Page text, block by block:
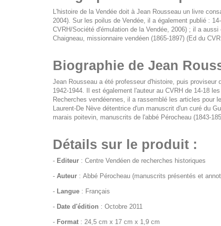
L'histoire de la Vendée doit à Jean Rousseau un livre
2004). Sur les poilus de Vendée, il a également publié :
CVRH/Société d'émulation de la Vendée, 2006) ; il a
Chaigneau, missionnaire vendéen (1865-1897) (Ed du
Biographie de Jean
Jean Rousseau a été professeur d'histoire, puis
1942-1944. Il est également l'auteur au CVRH de 14-18
Recherches vendéennes, il a rassemblé les articles pour
Laurent-De Nève détentrice d'un manuscrit d'un curé du
marais poitevin, manuscrits de l'abbé Pérocheau (1843-
Détails sur le produit :
- Editeur : Centre Vendéen de recherches historiques
- Auteur : Abbé Pérocheau (manuscrits présentés et
- Langue : Français
- Date d'édition : Octobre 2011
- Format : 24,5 cm x 17 cm x 1,9 cm